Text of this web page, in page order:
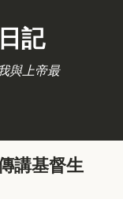
記
與上帝最
講基督生